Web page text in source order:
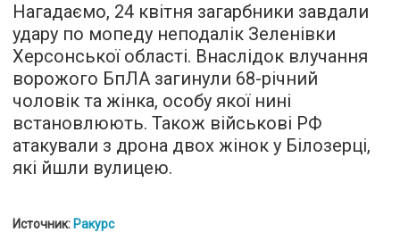
Нагадаємо, 24 квітня загарбники завдали
удару по мопеду неподалік Зеленівки
Херсонської області. Внаслідок влучання
ворожого БпЛА загинули 68-річний
чоловік та жінка, особу якої нині
встановлюють. Також військові РФ
атакували з дрона двох жінок у Білозерці,
які йшли вулицею.
Источник: Ракурс